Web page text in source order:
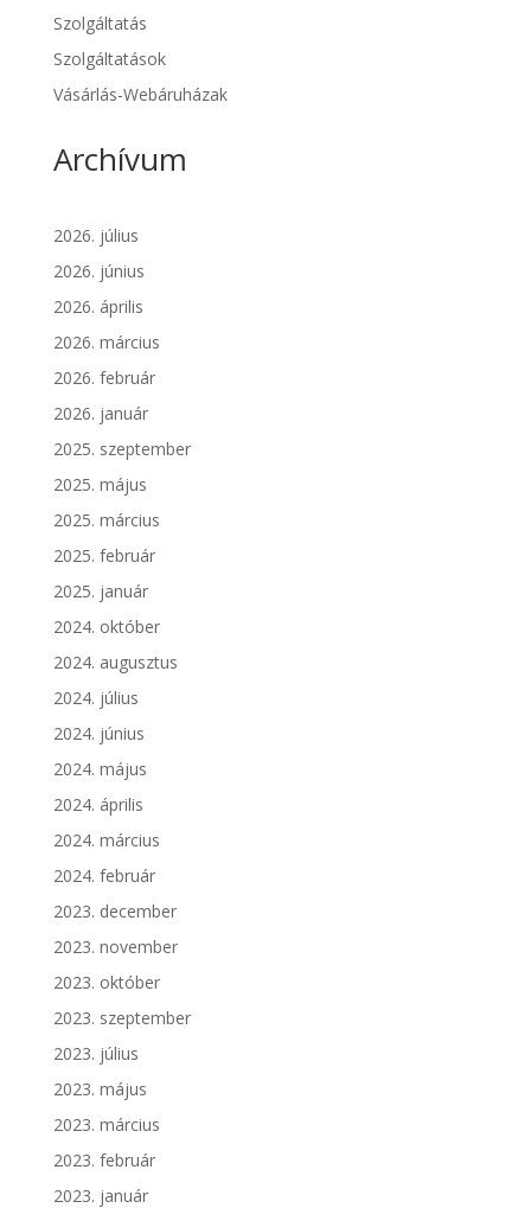
Szolgáltatás
Szolgáltatások
Vásárlás-Webáruházak
Archívum
2026. július
2026. június
2026. április
2026. március
2026. február
2026. január
2025. szeptember
2025. május
2025. március
2025. február
2025. január
2024. október
2024. augusztus
2024. július
2024. június
2024. május
2024. április
2024. március
2024. február
2023. december
2023. november
2023. október
2023. szeptember
2023. július
2023. május
2023. március
2023. február
2023. január